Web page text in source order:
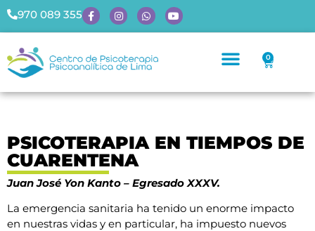
970 089 355
0
PSICOTERAPIA EN TIEMPOS DE
CUARENTENA
Juan José Yon Kanto – Egresado XXXV.
La emergencia sanitaria ha tenido un enorme impacto
en nuestras vidas y en particular, ha impuesto nuevos